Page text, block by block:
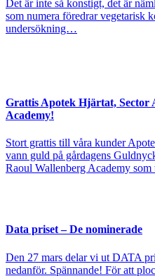
Det är inte så konstigt, det är
som numera föredrar vegetarisk
undersökning…
Grattis Apotek Hjärtat, Sector
Academy!
Stort grattis till våra kunder
vann guld på gårdagens
Raoul Wallenberg Academy
Data priset – De nominerade
Den 27 mars delar vi ut DATA
nedanför. Spännande! För att